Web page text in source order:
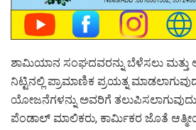
ಶಾಮಿಯಾನ ಸಂಘದವರನ್ನು ಬೆಳೆಸಲು ಮತ್ತು
ನಿಟ್ಟಿನಲ್ಲಿ ಪ್ರಾಮಾಣಿಕ ಪ್ರಯತ್ನ
ಯೋಜನೆಗಳನ್ನು ಅವರಿಗೆ
ಪೆಂಡಾಲ್ ಮಾಲಿಕರು, ಕಾರ್ಮಿಕರ ಜೊತೆ